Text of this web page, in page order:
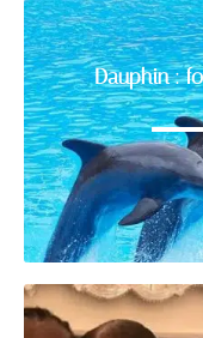
Dauphin :